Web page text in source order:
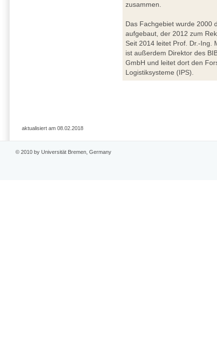
zusammen.
Das Fachgebiet wurde 2000
aufgebaut, der 2012 zum
Seit 2014 leitet Prof. Dr.-Ing.
ist außerdem Direktor des
GmbH und leitet dort den
Logistiksysteme (IPS).
aktualisiert am 08.02.2018
© 2010 by Universität Bremen, Germany